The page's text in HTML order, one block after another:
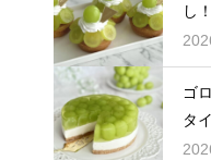
し
し
ゴ
タ
た